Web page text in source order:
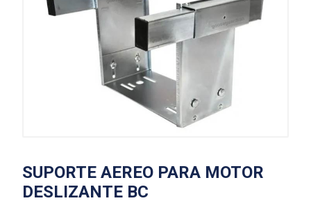
SUPORTE AEREO PARA MOTOR
DESLIZANTE BC